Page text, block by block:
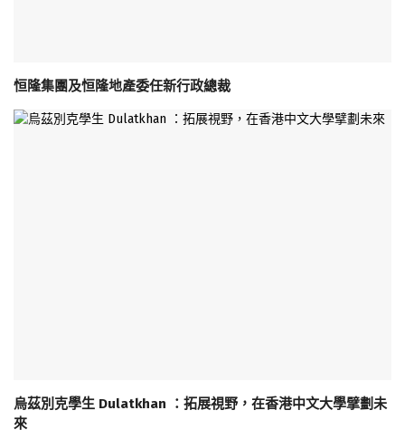
恒隆集團及恒隆地產委任新行政總裁
烏茲別克學生 Dulatkhan ：拓展視野，在香港中文大學擘劃未
來